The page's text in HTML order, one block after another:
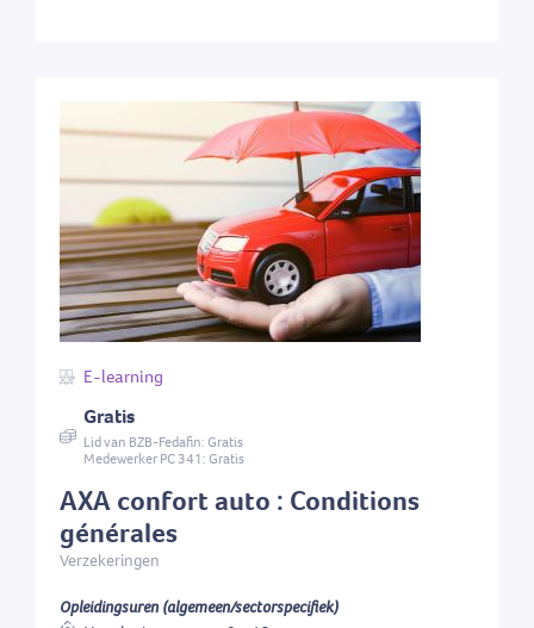
AXA confort auto : Conditions
générales
Verzekeringen
Opleidingsuren (algemeen/sectorspecifiek)
E-learning
Gratis
Lid van BZB-Fedafin: Gratis
Medewerker PC 341: Gratis